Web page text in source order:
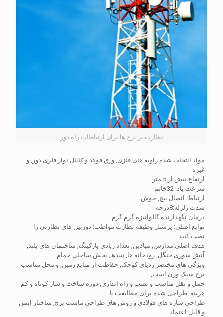
نظارت بر برج ها برای ارتباطات راه دور
مواد انتخاب شده:زاویه های فلزی, ورق فولاد و کانال نوار فلزی دور, و
غیره
ارتفاع:بیش از 5 متر
سرعت باد: 32خانم
ارتباط: اتصال پیچ, جوش
شدت زلزله:8درجه
درمان نگهدارنده:گالوانیزه گرم گرم
توابع اصلی: پرسنل وظیفه نظارت مواظب; دوربین های نظارتی را
نصب کنید
هدف اصلی:مدارس, میادین, تعداد زیادی پارکینگ, ساختمان های بلند,
آتش سوزی جنگل, رودخانه ها, سدها, بخش ساحلی حمام
ویژگی های مختصر:ردپای کوچک, حفاظت از منابع زمین, و محل مناسب.
برج سبک وزن است,
حمل و نقل مناسب و نصب و راه اندازی, دوره ساخت و ساز کوتاه و کم
هزینه. طراحی شده برای مطابقت با
طراحی سازه های فولادی و روش های طراحی ماست برج, ساختار ایمن
و قابل اعتماد.